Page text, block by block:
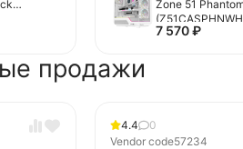
Zone 51
7 570₽
продажи
4.4
0
Vendor code57234